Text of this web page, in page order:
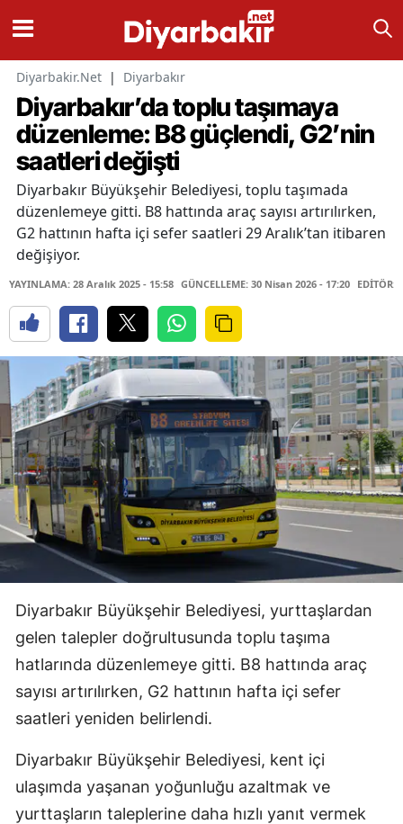
Diyarbakir.Net | Diyarbakır
Diyarbakır’da toplu taşımaya
düzenleme: B8 güçlendi, G2’nin
saatleri değişti
Diyarbakır Büyükşehir Belediyesi, toplu taşımada
düzenlemeye gitti. B8 hattında araç sayısı artırılırken,
G2 hattının hafta içi sefer saatleri 29 Aralık’tan itibaren
değişiyor.
YAYINLAMA: 28 Aralık 2025 - 15:58 GÜNCELLEME: 30 Nisan 2026 - 17:20
Diyarbakır Büyükşehir Belediyesi, yurttaşlardan
gelen talepler doğrultusunda toplu taşıma
hatlarında düzenlemeye gitti. B8 hattında araç
sayısı artırılırken, G2 hattının hafta içi sefer
saatleri yeniden belirlendi.
Diyarbakır Büyükşehir Belediyesi, kent içi
ulaşımda yaşanan yoğunluğu azaltmak ve
yurttaşların taleplerine daha hızlı yanıt vermek